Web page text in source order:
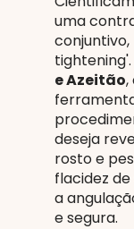
uma
e Azeitão,
deseja
rosto e
flacidez
a
e segura.